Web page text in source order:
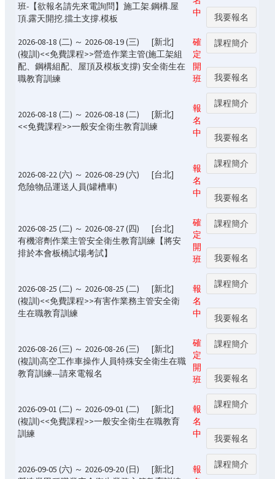
班-【欲報名請先來電詢問】施工架.鋼構.屋
頂.露天開挖.擋土支撐.模板
中
我要報名
2026-08-18 (二) ～ 2026-08-19 (三)
[新北]
(複訓)<<免費課程>>營造作業主管(施工架組
配、鋼構組配、屋頂及模板支撐) 安全衛生在
職教育訓練
確
定
開
班
課程簡介
我要報名
2026-08-18 (二) ～ 2026-08-18 (二)
[新北]
<<免費課程>>一般安全衛生教育訓練
報
名
中
課程簡介
我要報名
2026-08-22 (六) ～ 2026-08-29 (六)
[台北]
危險物品運送人員(罐槽車)
報
名
中
課程簡介
我要報名
2026-08-25 (二) ～ 2026-08-27 (四)
[台北]
有機溶劑作業主管安全衛生教育訓練【將安
排於本會板橋試場考試】
確
定
開
班
課程簡介
我要報名
2026-08-25 (二) ～ 2026-08-25 (二)
[新北]
(複訓)<<免費課程>>有害作業務主管安全衛
生在職教育訓練
報
名
中
課程簡介
我要報名
2026-08-26 (三) ～ 2026-08-26 (三)
[新北]
(複訓)高空工作車操作人員特殊安全衛生在職
教育訓練---請來電報名
確
定
開
班
課程簡介
我要報名
2026-09-01 (二) ～ 2026-09-01 (二)
[新北]
(複訓)<<免費課程>>一般安全衛生在職教育
訓練
報
名
中
課程簡介
我要報名
2026-09-05 (六) ～ 2026-09-20 (日)
[新北]
報
課程簡介